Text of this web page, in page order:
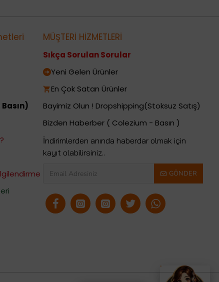
MÜŞTERİ HİZMETLERİ
Sıkça Sorulan Sorular
Yeni Gelen Ürünler
En Çok Satan Ürünler
Bayimiz Olun ! Dropshipping(Stoksuz Satış)
Bizden Haberber ( Colezium - Basın )
İndirimlerden anında haberdar olmak için
kayıt olabilirsiniz..
GÖNDER